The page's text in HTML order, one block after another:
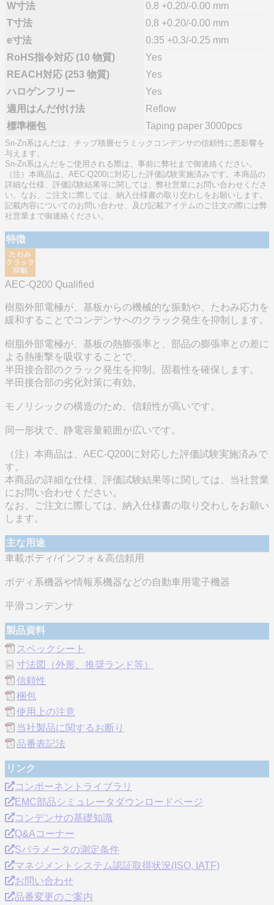
W寸法
0.8 +0.20/-0.00 mm
T寸法
0.8 +0.20/-0.00 mm
e寸法
0.35 +0.3/-0.25 mm
RoHS指令対応 (10 物質)
Yes
REACH対応 (253 物質)
Yes
ハロゲンフリー
Yes
適用はんだ付け法
Reflow
標準梱包
Taping paper 3000pcs
Sn-Zn系はんだは、チップ積層セラミックコンデンサの信頼性に悪影響を
与えます。
Sn-Zn系はんだをご使用される際は、事前に弊社まで御連絡ください。
（注）本商品は、AEC-Q200に対応した評価試験実施済みです。本商品の
詳細な仕様、評価試験結果等に関しては、弊社営業にお問い合わせくださ
い。なお、ご注文に際しては、納入仕様書の取り交わしをお願いします。
記載内容についてのお問い合わせ、及び記載アイテムのご注文の際には弊
社営業まで御連絡ください。
特徴
AEC-Q200 Qualified
樹脂外部電極が、基板からの機械的な振動や、たわみ応力を
緩和することでコンデンサへのクラック発生を抑制します。
樹脂外部電極が、基板の熱膨張率と、部品の膨張率との差に
よる熱衝撃を吸収することで、
半田接合部のクラック発生を抑制。固着性を確保します。
半田接合部の劣化対策に有効。
モノリシックの構造のため、信頼性が高いです。
同一形状で、静電容量範囲が広いです。
（注）本商品は、AEC-Q200に対応した評価試験実施済みで
す。
本商品の詳細な仕様、評価試験結果等に関しては、当社営業
にお問い合わせください。
なお、ご注文に際しては、納入仕様書の取り交わしをお願い
します。
主な用途
車載ボディ/インフォ＆高信頼用
ボディ系機器や情報系機器などの自動車用電子機器
平滑コンデンサ
製品資料
スペックシート
寸法図（外形、推奨ランド等）
信頼性
梱包
使用上の注意
当社製品に関するお断り
品番表記法
リンク
コンポーネントライブラリ
EMC部品シミュレータダウンロードページ
コンデンサの基礎知識
Q&Aコーナー
Sパラメータの測定条件
マネジメントシステム認証取得状況(ISO, IATF)
お問い合わせ
品番変更のご案内